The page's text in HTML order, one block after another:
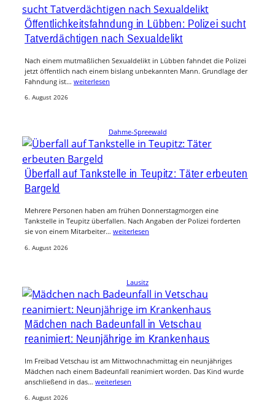
Öffentlichkeitsfahndung in Lübben: Polizei sucht
Tatverdächtigen nach Sexualdelikt
Nach einem mutmaßlichen Sexualdelikt in Lübben fahndet die Polizei
jetzt öffentlich nach einem bislang unbekannten Mann. Grundlage der
Fahndung ist… weiterlesen
6. August 2026
Dahme-Spreewald
Überfall auf Tankstelle in Teupitz: Täter erbeuten
Bargeld
Mehrere Personen haben am frühen Donnerstagmorgen eine
Tankstelle in Teupitz überfallen. Nach Angaben der Polizei forderten
sie von einem Mitarbeiter… weiterlesen
6. August 2026
Lausitz
Mädchen nach Badeunfall in Vetschau
reanimiert: Neunjährige im Krankenhaus
Im Freibad Vetschau ist am Mittwochnachmittag ein neunjähriges
Mädchen nach einem Badeunfall reanimiert worden. Das Kind wurde
anschließend in das… weiterlesen
6. August 2026